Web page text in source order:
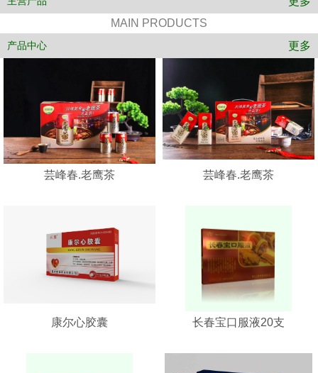
MAIN PRODUCTS
产品中心 更多
芸峰春.老鹰茶 芸峰春.老鹰茶
康尔心胶囊 长春宝口服液20支